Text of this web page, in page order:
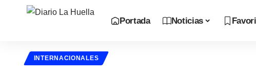
Portada Noticias
INTERNACIONALES